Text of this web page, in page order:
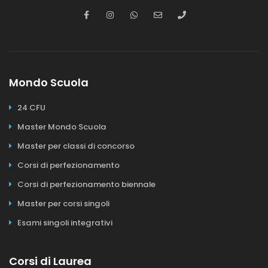
Mondo Scuola
24 CFU
Master Mondo Scuola
Master per classi di concorso
Corsi di perfezionamento
Corsi di perfezionamento biennale
Master per corsi singoli
Esami singoli integrativi
Corsi di Laurea